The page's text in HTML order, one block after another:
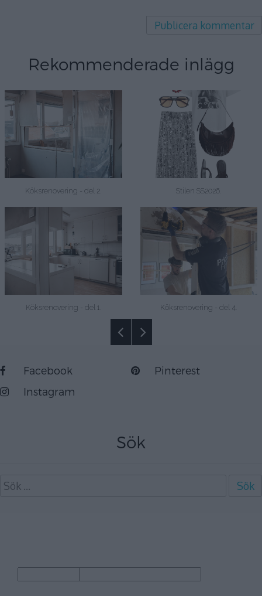
Rekommenderade inlägg
Köksrenovering - del 2.
Köksrenovering - del 1.
Stilen SS2026.
Köksrenovering - del 4.
Facebook
Pinterest
Instagram
Sök
Sök